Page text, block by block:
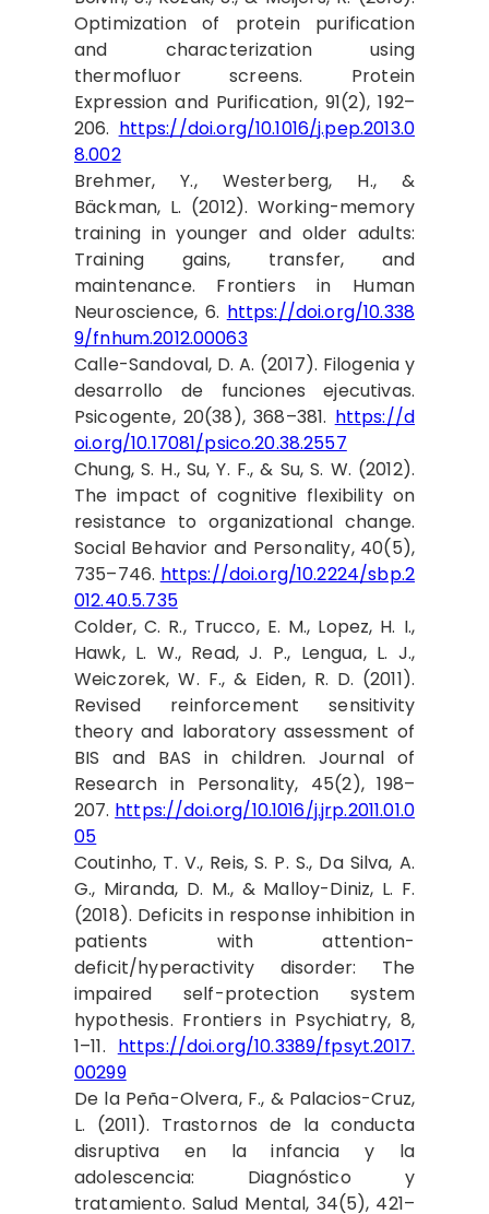
Optimization of protein purification
and characterization using
thermofluor screens. Protein
Expression and Purification, 91(2), 192–
206. https://doi.org/10.1016/j.pep.2013.0
8.002
Brehmer, Y., Westerberg, H., &
Bäckman, L. (2012). Working-memory
training in younger and older adults:
Training gains, transfer, and
maintenance. Frontiers in Human
Neuroscience, 6. https://doi.org/10.338
9/fnhum.2012.00063
Calle-Sandoval, D. A. (2017). Filogenia y
desarrollo de funciones ejecutivas.
Psicogente, 20(38), 368–381. https://d
oi.org/10.17081/psico.20.38.2557
Chung, S. H., Su, Y. F., & Su, S. W. (2012).
The impact of cognitive flexibility on
resistance to organizational change.
Social Behavior and Personality, 40(5),
735–746. https://doi.org/10.2224/sbp.2
012.40.5.735
Colder, C. R., Trucco, E. M., Lopez, H. I.,
Hawk, L. W., Read, J. P., Lengua, L. J.,
Weiczorek, W. F., & Eiden, R. D. (2011).
Revised reinforcement sensitivity
theory and laboratory assessment of
BIS and BAS in children. Journal of
Research in Personality, 45(2), 198–
207. https://doi.org/10.1016/j.jrp.2011.01.0
05
Coutinho, T. V., Reis, S. P. S., Da Silva, A.
G., Miranda, D. M., & Malloy-Diniz, L. F.
(2018). Deficits in response inhibition in
patients with attention-
deficit/hyperactivity disorder: The
impaired self-protection system
hypothesis. Frontiers in Psychiatry, 8,
1–11. https://doi.org/10.3389/fpsyt.2017.
00299
De la Peña-Olvera, F., & Palacios-Cruz,
L. (2011). Trastornos de la conducta
disruptiva en la infancia y la
adolescencia: Diagnóstico y
tratamiento. Salud Mental, 34(5), 421–